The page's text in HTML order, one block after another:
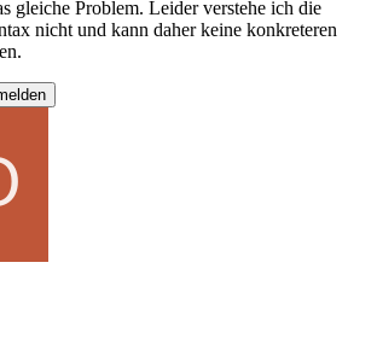
gleiche Problem. Leider verstehe ich die
nicht und kann daher keine konkreteren